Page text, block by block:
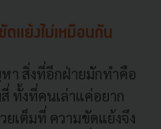
แย้งไม่เหมือนกัน
หา สิ่งที่อีกฝ่ายมักทำคือ
ทั้งที่คนเล่าแค่อยาก
เต็มที่ ความขัดแย้งจึง